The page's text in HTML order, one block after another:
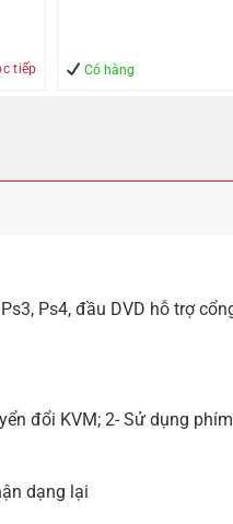
tiếp Có hàng
Ps4, đầu DVD hỗ trợ
đổi KVM; 2- Sử dụng
dạng lại